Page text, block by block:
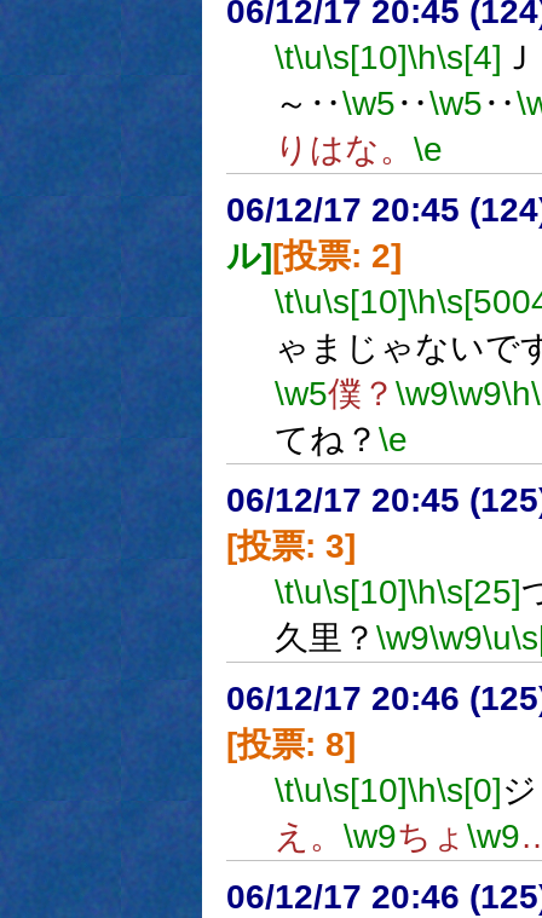
06/12/17 20:45
\t\u\s[10]\h\s[4]
～‥\w5‥\w5‥
りはな。 \e
06/12/17 20:45
ル][投票: 2]
\t\u\s[10]\h
ゃまじゃないで
\w5僕？ \w9\w9\h
てね？ \e
06/12/17 20:45
[投票: 3]
\t\u\s[10]\h\s[25]
久里？ \w9\w9\u
06/12/17 20:46
[投票: 8]
\t\u\s[10]\h\s[0]
え。 \w9ちょ \w9
06/12/17 20:46